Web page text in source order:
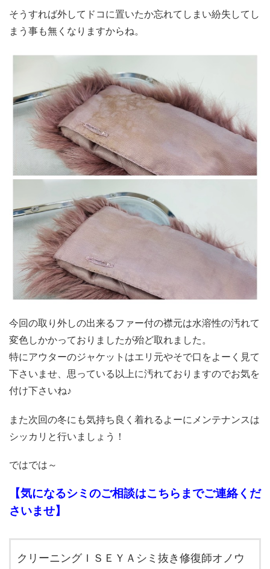
そうすれば外してドコに置いたか忘れてしまい紛失してし
まう事も無くなりますからね。
今回の取り外しの出来るファー付の襟元は水溶性の汚れて
変色しかかっておりましたが殆ど取れました。
特にアウターのジャケットはエリ元やそで口をよーく見て
下さいませ、思っている以上に汚れておりますのでお気を
付け下さいね♪
また次回の冬にも気持ち良く着れるよーにメンテナンスは
シッカリと行いましょう！
ではでは～
【気になるシミのご相談はこちらまでご連絡くだ
さいませ】
クリーニングＩＳＥＹＡシミ抜き修復師オノウ